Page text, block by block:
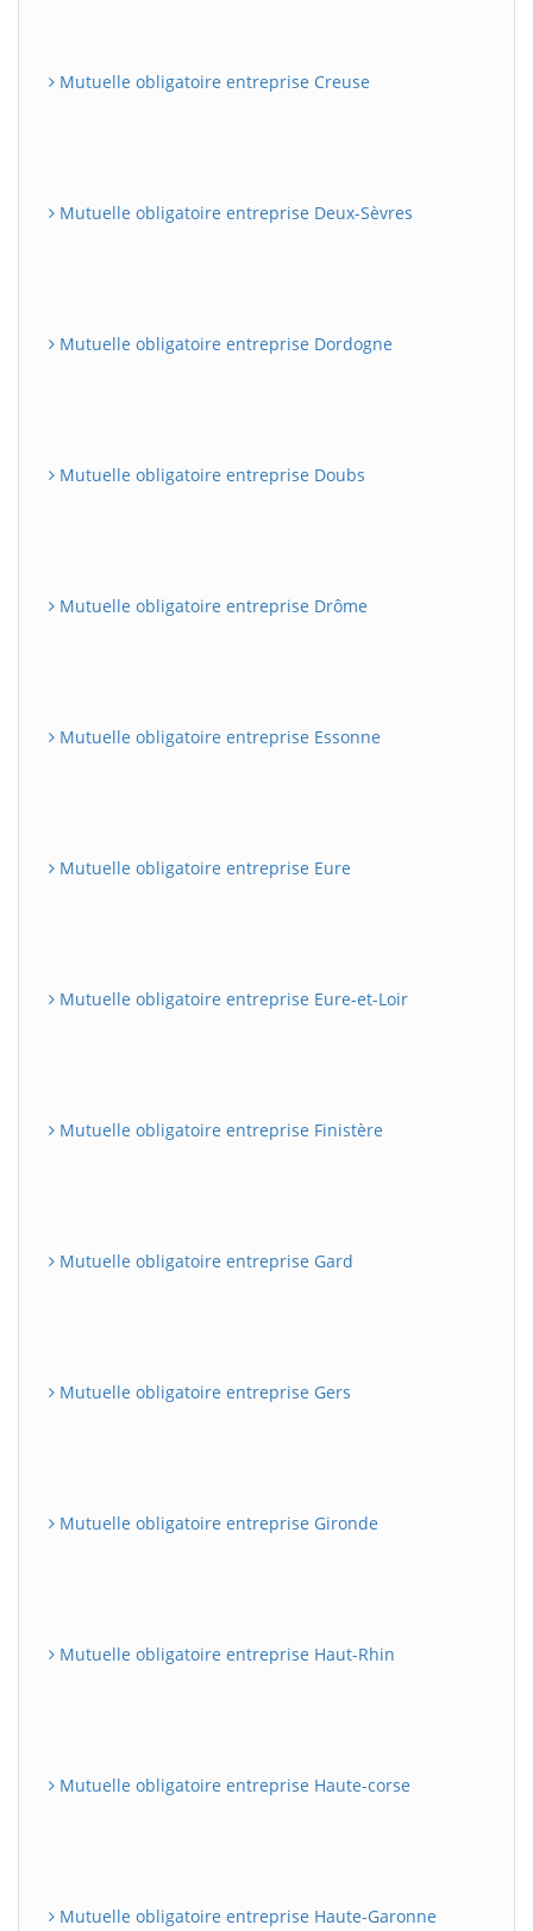
Mutuelle obligatoire entreprise Creuse
Mutuelle obligatoire entreprise Deux-Sèvres
Mutuelle obligatoire entreprise Dordogne
Mutuelle obligatoire entreprise Doubs
Mutuelle obligatoire entreprise Drôme
Mutuelle obligatoire entreprise Essonne
Mutuelle obligatoire entreprise Eure
Mutuelle obligatoire entreprise Eure-et-Loir
Mutuelle obligatoire entreprise Finistère
Mutuelle obligatoire entreprise Gard
Mutuelle obligatoire entreprise Gers
Mutuelle obligatoire entreprise Gironde
Mutuelle obligatoire entreprise Haut-Rhin
Mutuelle obligatoire entreprise Haute-corse
Mutuelle obligatoire entreprise Haute-Garonne